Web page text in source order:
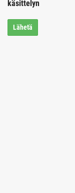
käsittelyn
Lähetä